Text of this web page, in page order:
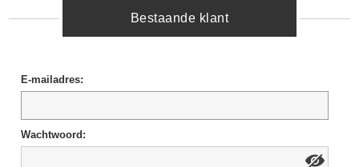
Bestaande klant
E-mailadres:
Wachtwoord: